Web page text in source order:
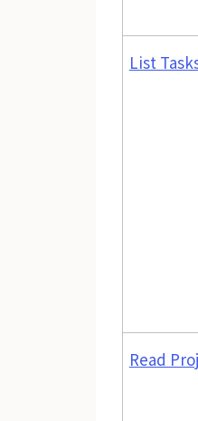
List
Read